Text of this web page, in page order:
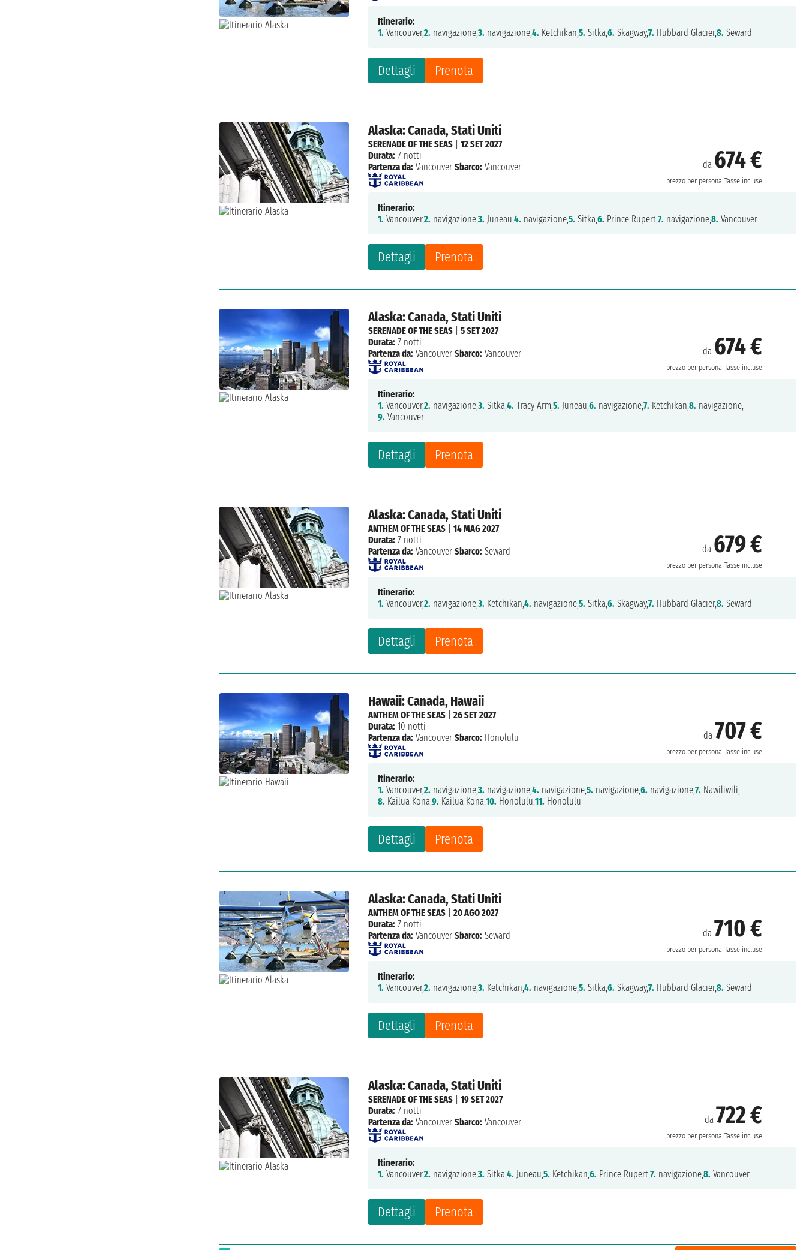
Dettagli Prenota
Itinerario:
1. Vancouver,2. navigazione,3. navigazione,4. Ketchikan,5. Sitka,6. Skagway,7. Hubbard Glacier,8. Seward
Alaska: Canada, Stati Uniti
da 674 €
prezzo per persona Tasse incluse
Dettagli Prenota
SERENADE OF THE SEAS |12 SET 2027
Durata: 7 notti
Partenza da: Vancouver Sbarco: Vancouver
Itinerario:
1. Vancouver,2. navigazione,3. Juneau,4. navigazione,5. Sitka,6. Prince Rupert,7. navigazione,8. Vancouver
Alaska: Canada, Stati Uniti
da 674 €
prezzo per persona Tasse incluse
Dettagli Prenota
SERENADE OF THE SEAS |5 SET 2027
Durata: 7 notti
Partenza da: Vancouver Sbarco: Vancouver
Itinerario:
1. Vancouver,2. navigazione,3. Sitka,4. Tracy Arm,5. Juneau,6. navigazione,7. Ketchikan,8. navigazione,
9. Vancouver
Alaska: Canada, Stati Uniti
da 679 €
prezzo per persona Tasse incluse
Dettagli Prenota
ANTHEM OF THE SEAS |14 MAG 2027
Durata: 7 notti
Partenza da: Vancouver Sbarco: Seward
Itinerario:
1. Vancouver,2. navigazione,3. Ketchikan,4. navigazione,5. Sitka,6. Skagway,7. Hubbard Glacier,8. Seward
Hawaii: Canada, Hawaii
da 707 €
prezzo per persona Tasse incluse
Dettagli Prenota
ANTHEM OF THE SEAS |26 SET 2027
Durata: 10 notti
Partenza da: Vancouver Sbarco: Honolulu
Itinerario:
1. Vancouver,2. navigazione,3. navigazione,4. navigazione,5. navigazione,6. navigazione,7. Nawiliwili,
8. Kailua Kona,9. Kailua Kona,10. Honolulu,11. Honolulu
Alaska: Canada, Stati Uniti
da 710 €
prezzo per persona Tasse incluse
Dettagli Prenota
ANTHEM OF THE SEAS |20 AGO 2027
Durata: 7 notti
Partenza da: Vancouver Sbarco: Seward
Itinerario:
1. Vancouver,2. navigazione,3. Ketchikan,4. navigazione,5. Sitka,6. Skagway,7. Hubbard Glacier,8. Seward
Alaska: Canada, Stati Uniti
da 722 €
prezzo per persona Tasse incluse
Dettagli Prenota
SERENADE OF THE SEAS |19 SET 2027
Durata: 7 notti
Partenza da: Vancouver Sbarco: Vancouver
Itinerario:
1. Vancouver,2. navigazione,3. Sitka,4. Juneau,5. Ketchikan,6. Prince Rupert,7. navigazione,8. Vancouver